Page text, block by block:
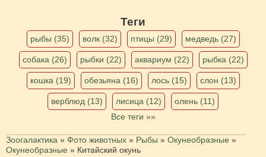
Теги
рыбы (35) волк (32) птицы (29) медведь (27)
собака (26) рыбки (22) аквариум (22) рыбка (22)
кошка (19) обезьяна (16) лось (15) слон (13)
верблюд (13) лисица (12)
олень (11)
Все теги »»
Зоогалактика » Фото животных » Рыбы » Окунеобразные »
Окунеобразные » Китайский окунь